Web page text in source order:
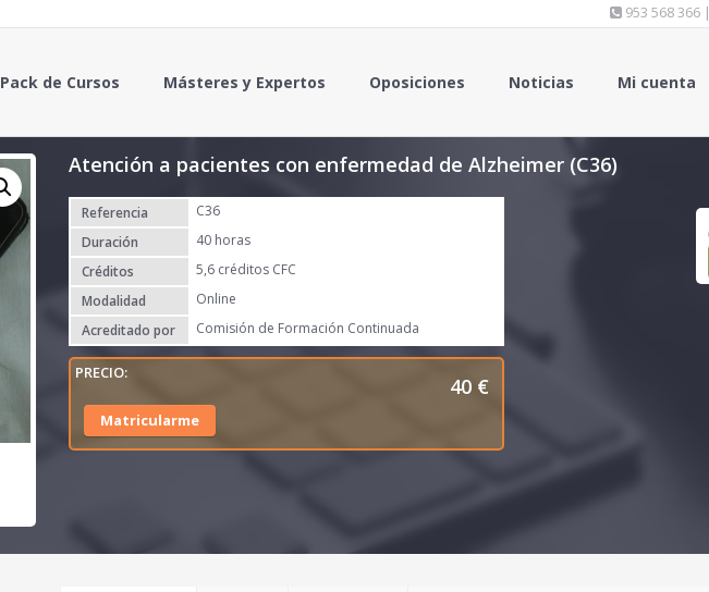
953 568 366 |
Pack de Cursos Másteres y Expertos Oposiciones Noticias Mi cuenta
Atención a pacientes con enfermedad de Alzheimer (C36)
Referencia
C36
Duración
40 horas
Créditos
5,6 créditos CFC
Modalidad
Online
Acreditado por
Comisión de Formación Continuada
40 €
Matricularme